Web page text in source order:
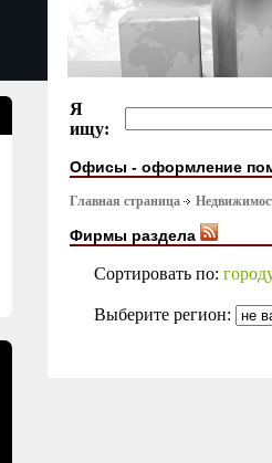
Я
ищу:
Офисы - оформление
Главная страница
Фирмы раздела
Сортировать по:
Выберите регион: